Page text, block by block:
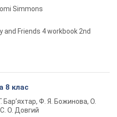
Simmons
and Friends 4 workbook 2nd
8 клас
Бар’яхтар, Ф. Я. Божинова, О.
С. О. Довгий